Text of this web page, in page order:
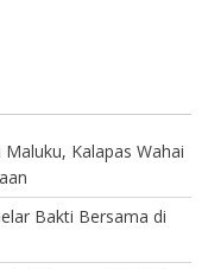
Kalapas Wahai
Bakti Bersama di